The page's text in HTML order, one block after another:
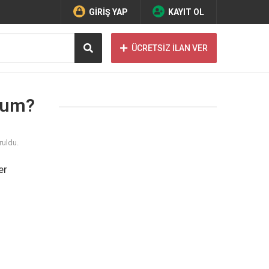
GİRİŞ YAP KAYIT OL
ÜCRETSİZ İLAN VER